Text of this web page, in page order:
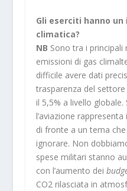
Gli eserciti hanno
climatica?
NB Sono tra i principali
emissioni di gas
difficile avere dati
trasparenza del
il 5,5% a livello
l’aviazione
di fronte a un tema
ignorare. Non
spese militari stanno
con l’aumento dei
CO2 rilasciata in